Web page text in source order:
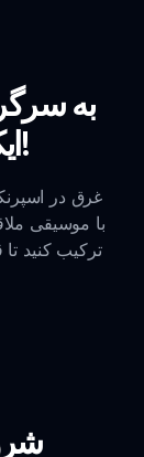
به
ایکس رژه‌چ خلق کنید!
غرق در
با موسیقی
ترکیب کنید